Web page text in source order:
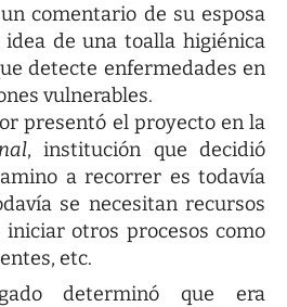
comentario de su esposa
de una toalla higiénica
detecte enfermedades en
vulnerables.
presentó el proyecto en la
, institución que decidió
a recorrer es todavía
se necesitan recursos
otros procesos como
etc.
determinó que era